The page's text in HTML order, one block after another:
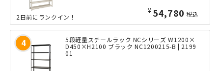
¥ 54,780 税込
2日前にランクイン！
5段軽量スチールラック NCシリーズ W1200×
D450×H2100 ブラック NC1200215-B | 2199
01